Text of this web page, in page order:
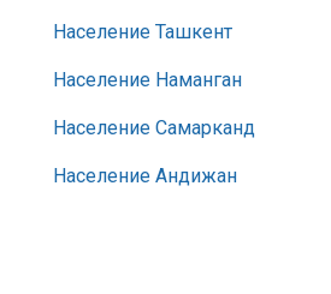
Население Ташкент
Население Наманган
Население Самарканд
Население Андижан